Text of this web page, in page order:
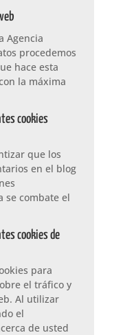
Agencia
procedemos
hace esta
la máxima
cookies
que los
en el blog
se combate el
cookies de
para
el tráfico y
Al utilizar
el
de usted